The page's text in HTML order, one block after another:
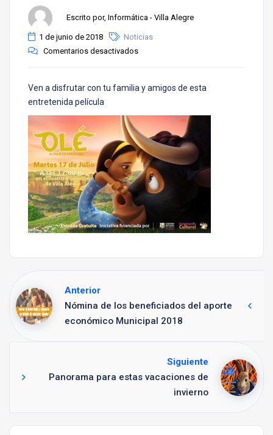
Escrito por, Informática - Villa Alegre
1 de junio de 2018
Noticias
Comentarios desactivados
Ven a disfrutar con tu familia y amigos de esta
entretenida película
Anterior
Nómina de los beneficiados del aporte
económico Municipal 2018
Siguiente
Panorama para estas vacaciones de
invierno